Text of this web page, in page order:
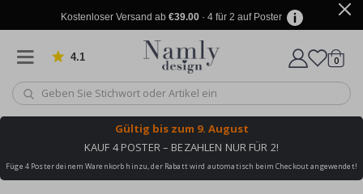
Kostenloser Versand ab €39.00· 4 für 2 auf Poster
4.1 von 1025 Bewertungen
Wagen
0
Gültig bis zum 9. August
KAUF 4 POSTER – BEZAHLEN NUR FÜR 2!
Füge 4 Poster deinem Warenkorb hinzu, der Rabatt wird automatisch beim Checkout angewendet!